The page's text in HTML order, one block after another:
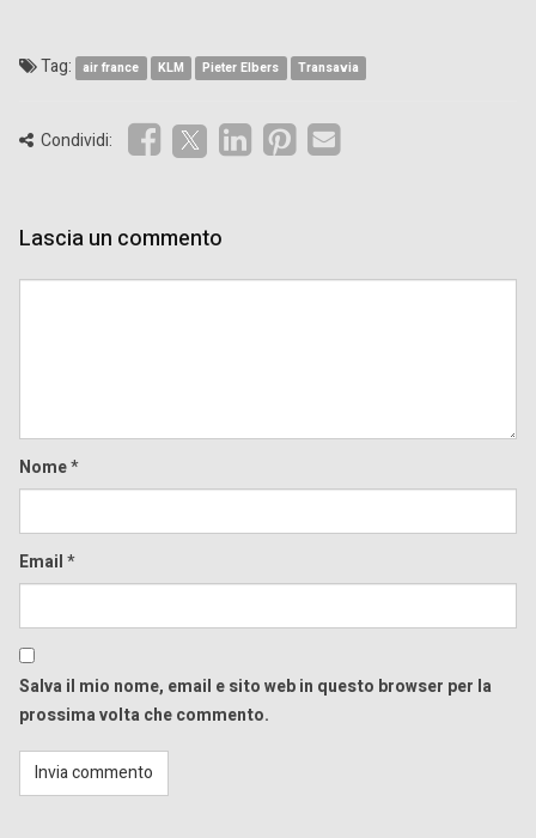
Tag: air france KLM Pieter Elbers Transavia
Condividi:
Lascia un commento
Nome*
Email*
Salva il mio nome, email e sito web in questo browser per la
prossima volta che commento.